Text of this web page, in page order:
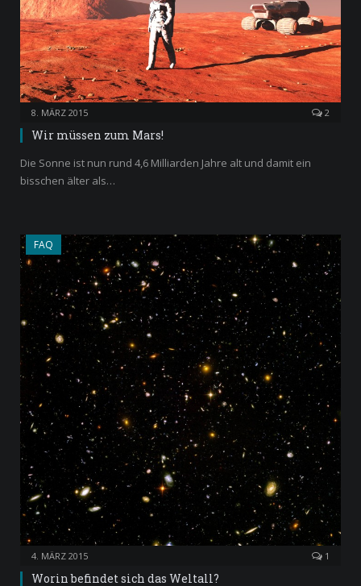
8. MÄRZ 2015 2
Wir müssen zum Mars!
Die Sonne ist nun rund 4,6 Milliarden Jahre alt und damit ein
bisschen älter als…
FAQ
4. MÄRZ 2015 1
Worin befindet sich das Weltall?